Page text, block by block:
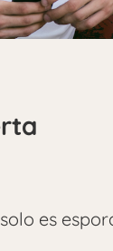
es